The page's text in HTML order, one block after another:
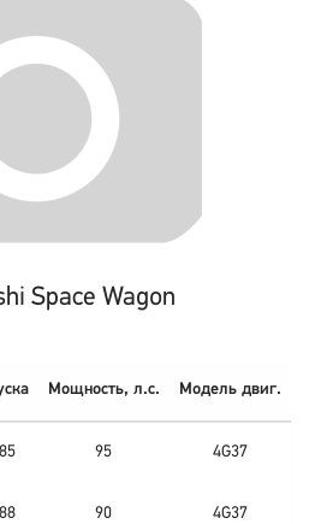
Space Wagon
Мощность, л.с. Модель двиг.
95 4G37
90 4G37